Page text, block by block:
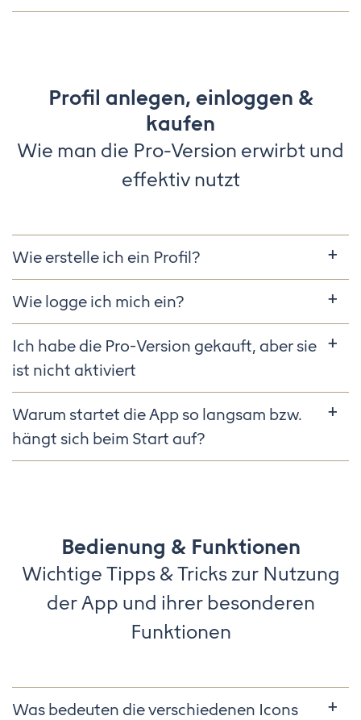
Profil anlegen, einloggen &
kaufen
Wie man die Pro-Version erwirbt und
effektiv nutzt
Wie erstelle ich ein Profil?
Wie logge ich mich ein?
Ich habe die Pro-Version gekauft, aber sie
ist nicht aktiviert
Warum startet die App so langsam bzw.
hängt sich beim Start auf?
Bedienung & Funktionen
Wichtige Tipps & Tricks zur Nutzung
der App und ihrer besonderen
Funktionen
Was bedeuten die verschiedenen Icons